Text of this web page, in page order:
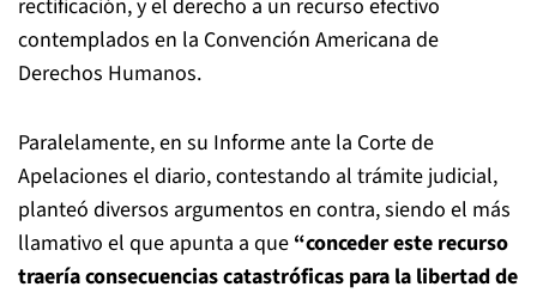
rectificación, y el derecho a un recurso efectivo
contemplados en la Convención Americana de
Derechos Humanos.
Paralelamente, en su Informe ante la Corte de
Apelaciones el diario, contestando al trámite judicial,
planteó diversos argumentos en contra, siendo el más
llamativo el que apunta a que “conceder este recurso
traería consecuencias catastróficas para la libertad de